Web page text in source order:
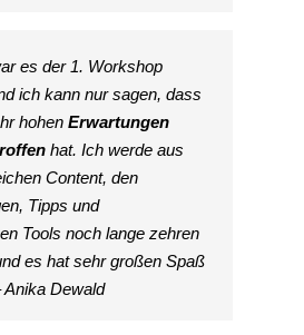
es der 1. Workshop
ich kann nur sagen, dass
hohen Erwartungen
hat. Ich werde aus
Content, den
Tipps und
Tools noch lange zehren
es hat sehr großen Spaß
Anika Dewald